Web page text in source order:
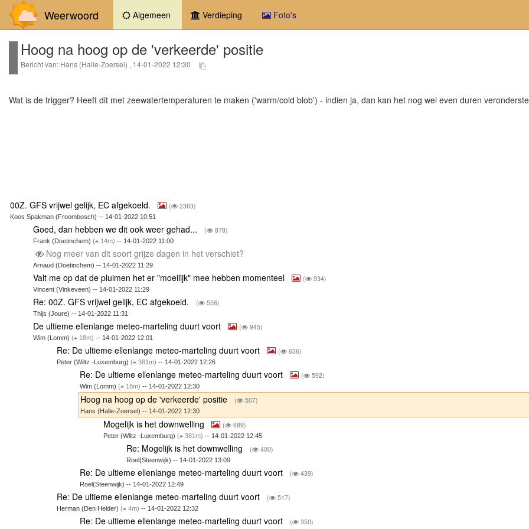
Weerwoord Algemeen (current)Verdieping Foto's
Hoog na hoog op de 'verkeerde' positie
Bericht van: Hans (Halle-Zoersel) , 14-01-2022 12:30
Wat is de trigger? Heeft dit met zeewatertemperaturen te maken ('warm/cold blob') - indien ja, dan kan het nog wel even duren
00Z. GFS vrijwel gelijk, EC afgekoeld. ( 2363)
Koos Spakman (Froombosch) -- 14-01-2022 10:51
Goed, dan hebben we dit ook weer gehad... ( 878)
Frank (Doetinchem)( 14m) -- 14-01-2022 11:00
Nog meer van dit soort grijze dagen in het verschiet?
Arnaud (Doetinchem) -- 14-01-2022 11:29
Valt me op dat de pluimen het er "moeilijk" mee hebben momenteel ( 934)
Vincent (Vinkeveen) -- 14-01-2022 11:29
Re: 00Z. GFS vrijwel gelijk, EC afgekoeld. ( 556)
Thijs (Joure) -- 14-01-2022 11:31
De ultieme ellenlange meteo-marteling duurt voort ( 945)
Wim (Lomm)( 18m) -- 14-01-2022 12:01
Re: De ultieme ellenlange meteo-marteling duurt voort ( 636)
Peter (Wiltz -Luxemburg) ( 381m) -- 14-01-2022 12:26
Re: De ultieme ellenlange meteo-marteling duurt voort ( 592)
Wim (Lomm)( 18m) -- 14-01-2022 12:30
Hoog na hoog op de 'verkeerde' positie ( 507)
Hans (Halle-Zoersel) -- 14-01-2022 12:30
Mogelijk is het downwelling ( 689)
Peter (Wiltz -Luxemburg) ( 381m) -- 14-01-2022 12:45
Re: Mogelijk is het downwelling ( 400)
Roel(Steenwijk) -- 14-01-2022 13:09
Re: De ultieme ellenlange meteo-marteling duurt voort ( 439)
Roel(Steenwijk) -- 14-01-2022 12:49
Re: De ultieme ellenlange meteo-marteling duurt voort ( 517)
Herman (Den Helder) ( 4m) -- 14-01-2022 12:32
Re: De ultieme ellenlange meteo-marteling duurt voort ( 350)